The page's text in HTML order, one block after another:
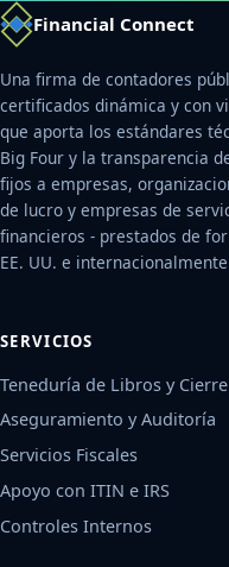
Financial Connect
Una firma de contadores
certificados dinámica y con
que aporta los estándares
Big Four y la transparencia
fijos a empresas,
de lucro y empresas de
financieros - prestados de
EE. UU. e
SERVICIOS
Teneduría de Libros y Cierre
Aseguramiento y Auditoría
Servicios Fiscales
Apoyo con ITIN e IRS
Controles Internos